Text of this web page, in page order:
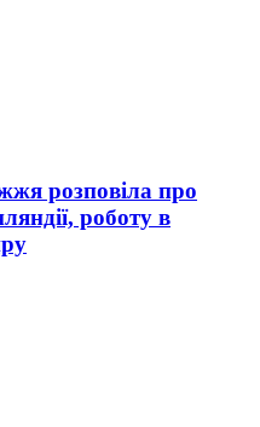
розповіла про
роботу в